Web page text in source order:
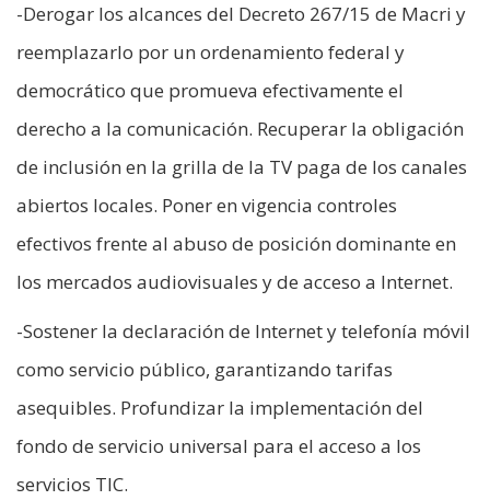
-Derogar los alcances del Decreto 267/15 de Macri y
reemplazarlo por un ordenamiento federal y
democrático que promueva efectivamente el
derecho a la comunicación. Recuperar la obligación
de inclusión en la grilla de la TV paga de los canales
abiertos locales. Poner en vigencia controles
efectivos frente al abuso de posición dominante en
los mercados audiovisuales y de acceso a Internet.
-Sostener la declaración de Internet y telefonía móvil
como servicio público, garantizando tarifas
asequibles. Profundizar la implementación del
fondo de servicio universal para el acceso a los
servicios TIC.